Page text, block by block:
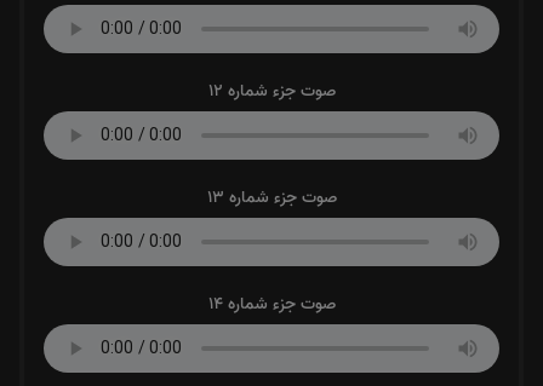
صوت جزء شماره 12
صوت جزء شماره 13
صوت جزء شماره 14